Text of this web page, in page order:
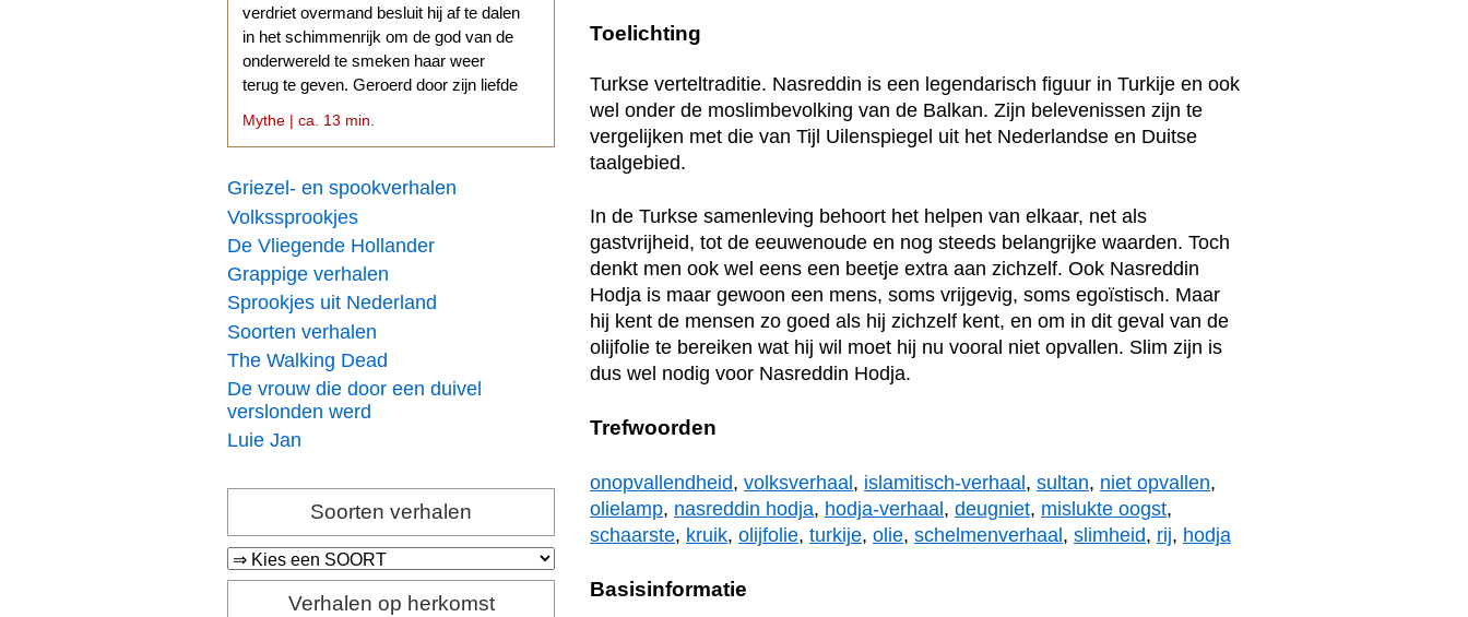
verdriet overmand besluit hij af te dalen
in het schimmenrijk om de god van de
onderwereld te smeken haar weer
terug te geven. Geroerd door zijn liefde
Mythe | ca. 13 min.
Griezel- en spookverhalen
Volkssprookjes
De Vliegende Hollander
Grappige verhalen
Sprookjes uit Nederland
Soorten verhalen
The Walking Dead
De vrouw die door een duivel
verslonden werd
Luie Jan
Soorten verhalen
Verhalen op herkomst
Toelichting
Turkse verteltraditie. Nasreddin is een legendarisch figuur in Turkije en ook
wel onder de moslimbevolking van de Balkan. Zijn belevenissen zijn te
vergelijken met die van Tijl Uilenspiegel uit het Nederlandse en Duitse
taalgebied.
In de Turkse samenleving behoort het helpen van elkaar, net als
gastvrijheid, tot de eeuwenoude en nog steeds belangrijke waarden. Toch
denkt men ook wel eens een beetje extra aan zichzelf. Ook Nasreddin
Hodja is maar gewoon een mens, soms vrijgevig, soms egoïstisch. Maar
hij kent de mensen zo goed als hij zichzelf kent, en om in dit geval van de
olijfolie te bereiken wat hij wil moet hij nu vooral niet opvallen. Slim zijn is
dus wel nodig voor Nasreddin Hodja.
Trefwoorden
onopvallendheid, volksverhaal, islamitisch-verhaal, sultan, niet opvallen,
olielamp, nasreddin hodja, hodja-verhaal, deugniet, mislukte oogst,
schaarste, kruik, olijfolie, turkije, olie, schelmenverhaal, slimheid, rij, hodja
Basisinformatie